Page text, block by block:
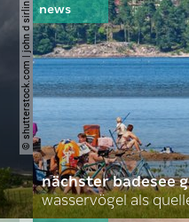
© shutterstock.com | john d sirlin
nächster badesee
wasservögel als